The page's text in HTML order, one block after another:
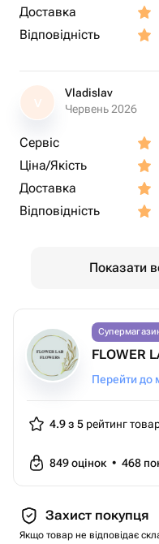
Доставка
Відповідність
V
Vladislav
Червень 2026
Сервіс
Ціна/Якість
Доставка
Відповідність
Показати
FLOWER
Перейти до
4.9 з 5 рейтинг
849оцінок • 468
Захист покупця
Якщо товар не відповідає